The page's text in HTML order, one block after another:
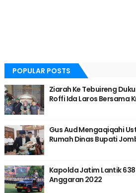
POPULAR POSTS
Ziarah Ke Tebuireng
Roffi Ida Laros Bersama
Gus Aud Mengaqiqahi
Rumah Dinas Bupati
Kapolda Jatim Lantik
Anggaran 2022